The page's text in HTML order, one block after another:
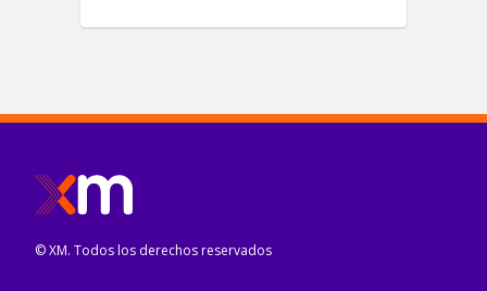
© XM. Todos los derechos reservados